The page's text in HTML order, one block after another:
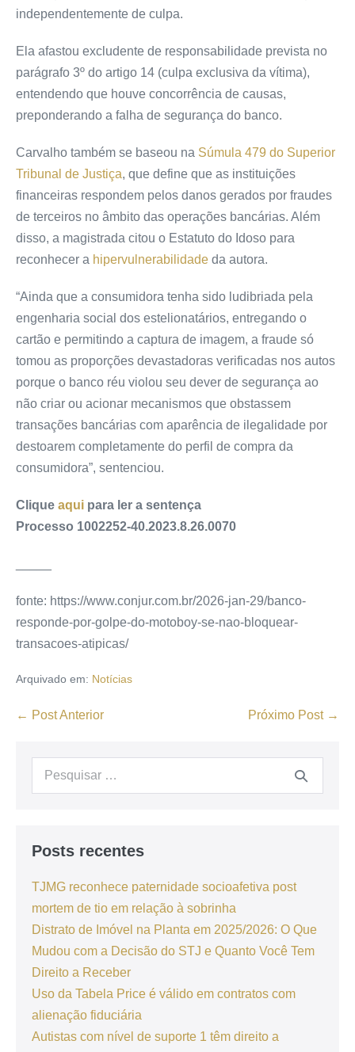
independentemente de culpa.
Ela afastou excludente de responsabilidade prevista no
parágrafo 3º do artigo 14 (culpa exclusiva da vítima),
entendendo que houve concorrência de causas,
preponderando a falha de segurança do banco.
Carvalho também se baseou na Súmula 479 do Superior
Tribunal de Justiça, que define que as instituições
financeiras respondem pelos danos gerados por fraudes
de terceiros no âmbito das operações bancárias. Além
disso, a magistrada citou o Estatuto do Idoso para
reconhecer a hipervulnerabilidade da autora.
“Ainda que a consumidora tenha sido ludibriada pela
engenharia social dos estelionatários, entregando o
cartão e permitindo a captura de imagem, a fraude só
tomou as proporções devastadoras verificadas nos autos
porque o banco réu violou seu dever de segurança ao
não criar ou acionar mecanismos que obstassem
transações bancárias com aparência de ilegalidade por
destoarem completamente do perfil de compra da
consumidora”, sentenciou.
Clique aqui para ler a sentença
Processo 1002252-40.2023.8.26.0070
fonte: https://www.conjur.com.br/2026-jan-29/banco-
responde-por-golpe-do-motoboy-se-nao-bloquear-
transacoes-atipicas/
Arquivado em: Notícias
← Post Anterior Próximo Post →
Posts recentes
TJMG reconhece paternidade socioafetiva post
mortem de tio em relação à sobrinha
Distrato de Imóvel na Planta em 2025/2026: O Que
Mudou com a Decisão do STJ e Quanto Você Tem
Direito a Receber
Uso da Tabela Price é válido em contratos com
alienação fiduciária
Autistas com nível de suporte 1 têm direito a